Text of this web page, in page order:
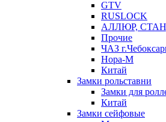
GTV
RUSLOCK
АЛЛЮР,
Прочие
ЧАЗ
Нора-М
Китай
Замки рольставни
Замки для
Китай
Замки сейфовые